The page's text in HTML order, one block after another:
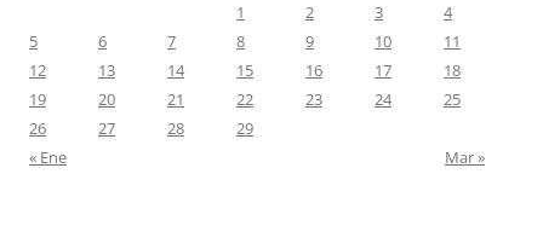
1
2 3
4
5
6 7 8 9 10
11
12
13 14 15 16 17
18
19
20 21 22 23 24
25
26
27 28
29
« Ene
Mar »